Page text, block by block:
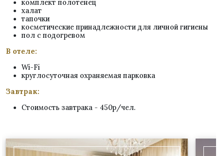
комплект полотенец
халат
тапочки
косметические принадлежности для личной гигиены
пол с подогревом
В отеле:
Wi-Fi
круглосуточная охраняемая парковка
Завтрак:
Стоимость завтрака - 450р/чел.